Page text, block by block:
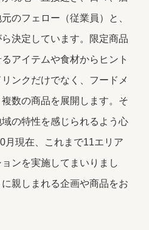
のフェロー（従業員）と、
決定しています。限定商品
アイテムや食材からヒント
ンクだけでなく、フードメ
数の商品を展開します。そ
の特性を感じられるよう心
月現在、これまで11エリア
ンを実施してまいりまし
親しまれる企画や商品をお